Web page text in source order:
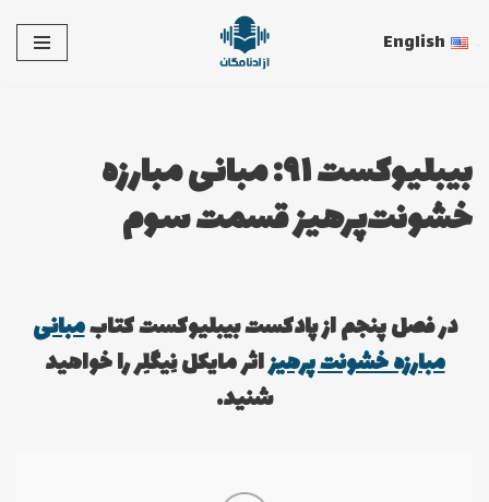
English
بیبلیوکست ۹۱: مبانی مبارزه
خشونت‌پرهیز قسمت سوم
در فصل پنجم از پادکست بیبلیوکست کتابمبانی
مبارزه خشونت پرهیزاثر مایکل نِیگلِر را خواهید
شنید.